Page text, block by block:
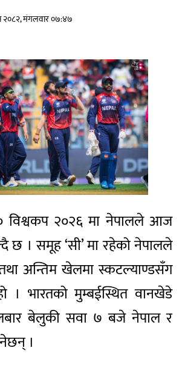
२०८२, मंगलवार ०७:४७
विश्वकप २०२६ मा नेपालले आज
। समूह ‘सी’ मा रहेको नेपालले
अन्तिम खेलमा स्कटल्याण्डसँग
। भारतको मुम्बईस्थित वानखेडे
बेलुकी सवा ७ बजे नेपाल र
।